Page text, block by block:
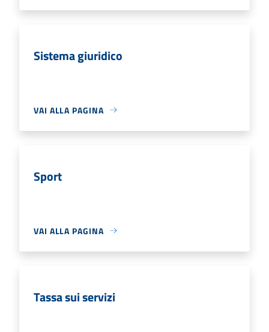
Sistema giuridico
VAI ALLA PAGINA
Sport
VAI ALLA PAGINA
Tassa sui servizi